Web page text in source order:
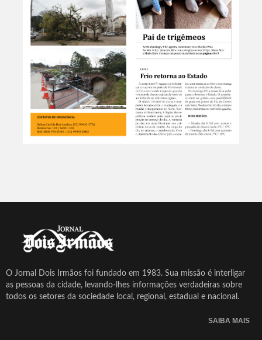
O Jornal Dois Irmãos foi fundado em 1983. Sua missão é interligar
as pessoas da cidade, levando-lhes informações verdadeiras sobre
todos os setores da sociedade local, regional, estadual e nacional.
SAIBA MAIS